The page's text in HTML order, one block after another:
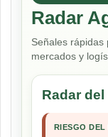
Radar
Señales rápidas
mercados y
Radar del
RIESGO DEL